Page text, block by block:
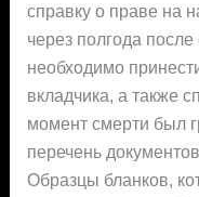
справку о праве на
через полгода
необходимо
вкладчика, а также
момент смерти был
перечень
Образцы бланков,